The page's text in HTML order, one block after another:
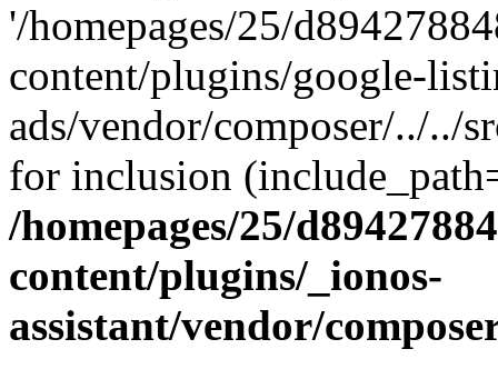
'/homepages/25/
content/plugins/google-
ads/vendor/composer/../../
for inclusion
/homepages/25/
content/plugins/_ionos-
assistant/vendor/